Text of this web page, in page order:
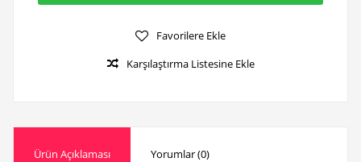
Favorilere Ekle
Karşılaştırma Listesine Ekle
Ürün Açıklaması Yorumlar (0)